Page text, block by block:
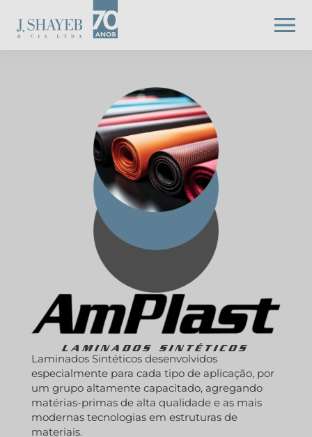
Laminados Sintéticos desenvolvidos
especialmente para cada tipo de aplicação, por
um grupo altamente capacitado, agregando
matérias-primas de alta qualidade e as mais
modernas tecnologias em estruturas de
materiais.